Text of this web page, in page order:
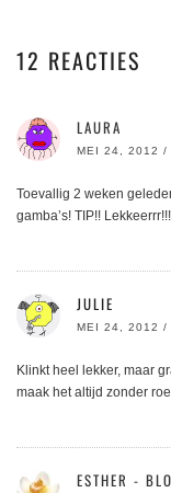
12 REACTIES
LAURA
MEI 24, 2012 /
Toevallig 2 weken
gamba’s! TIP!! Lekkeerrr!!!
JULIE
MEI 24, 2012 /
Klinkt heel lekker, maar
maak het altijd zonder
ESTHER -